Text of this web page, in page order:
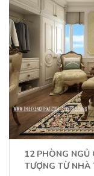
12 PHÒNG NGỦ
TƯỢNG TỪ NHÀ